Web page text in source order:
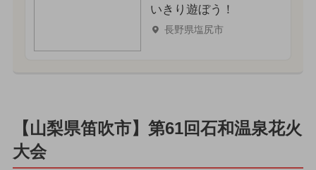
いきり遊ぼう！
長野県塩尻市
【山梨県笛吹市】第61回石和温泉花火
大会